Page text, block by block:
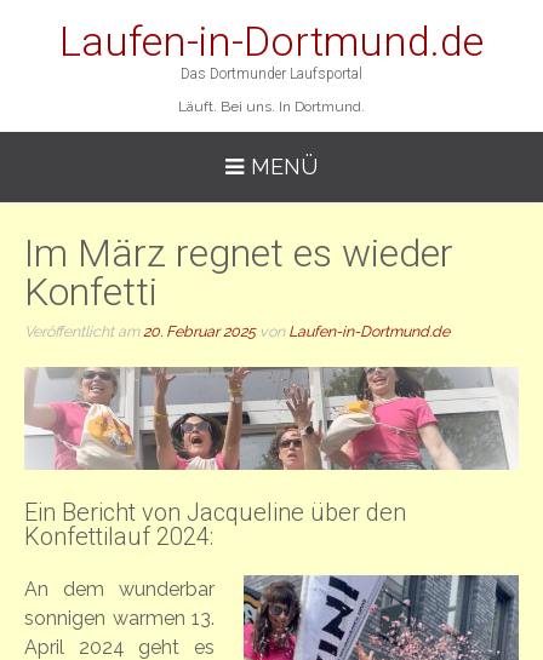
Laufen-in-Dortmund.de
Das Dortmunder Laufsportal
Läuft. Bei uns. In Dortmund.
MENÜ
Im März regnet es wieder
Konfetti
Veröffentlicht am20. Februar 2025von Laufen-in-Dortmund.de
Ein Bericht von Jacqueline über den
Konfettilauf 2024:
An dem wunderbar
sonnigen warmen 13.
April 2024 geht es